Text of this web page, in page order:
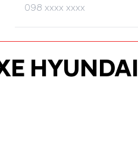
HYUNDAI